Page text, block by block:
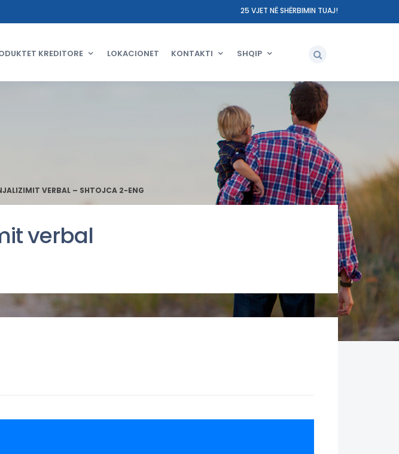
25 VJET NË SHËRBIMIN TUAJ!
KREDITORE LOKACIONET KONTAKTI SHQIP
VERBAL – SHTOJCA 2-ENG
verbal